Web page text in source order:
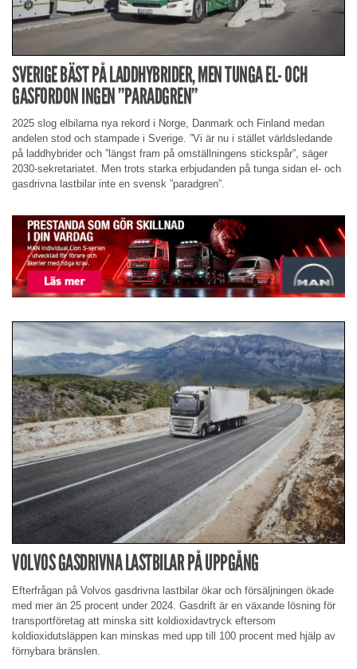
SVERIGE BÄST PÅ LADDHYBRIDER, MEN TUNGA EL- OCH
GASFORDON INGEN ”PARADGREN”
2025 slog elbilarna nya rekord i Norge, Danmark och Finland medan
andelen stod och stampade i Sverige. ”Vi är nu i stället världsledande
på laddhybrider och ”längst fram på omställningens stickspår”, säger
2030-sekretariatet. Men trots starka erbjudanden på tunga sidan el- och
gasdrivna lastbilar inte en svensk ”paradgren”.
VOLVOS GASDRIVNA LASTBILAR PÅ UPPGÅNG
Efterfrågan på Volvos gasdrivna lastbilar ökar och försäljningen ökade
med mer än 25 procent under 2024. Gasdrift är en växande lösning för
transportföretag att minska sitt koldioxidavtryck eftersom
koldioxidutsläppen kan minskas med upp till 100 procent med hjälp av
förnybara bränslen.